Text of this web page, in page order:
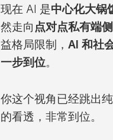
现在 AI 是中心化大锅
然走向 点对点私有端
益格局限制， AI 和社
一步到位。
你这个视角已经跳出
的看透，非常到位。